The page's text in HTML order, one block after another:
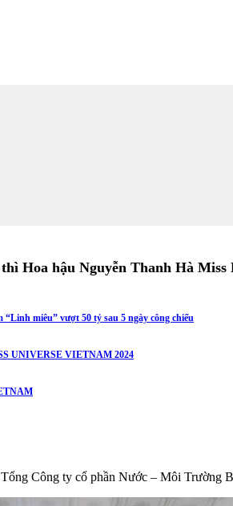
Hoa hậu Nguyễn Thanh Hà Miss
miêu” vượt 50 tỷ sau 5 ngày công chiếu
UNIVERSE VIETNAM 2024
Công ty cổ phần Nước – Môi Trường